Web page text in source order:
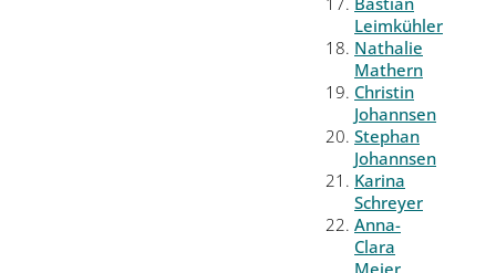
Leimkühler
Nathalie
Mathern
Christin
Johannsen
Stephan
Johannsen
Karina
Schreyer
Anna-
Clara
Meier